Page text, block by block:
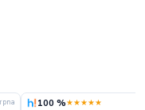
100 %★★★★★